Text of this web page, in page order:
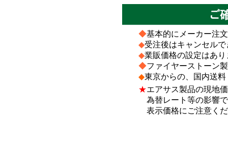
◆基本的にメーカー注
◆受注後はキャンセル
◆業販価格の設定はあ
◆ファイヤーストーン
◆東京からの、国内送
★エアサス製品の現地
為替レート等の影響で
表示価格にご注意くだ